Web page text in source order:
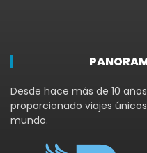
Desde hace más de 10
proporcionado viajes
mundo.